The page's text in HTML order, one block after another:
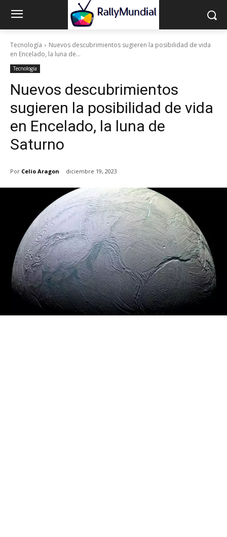
Tecnología
Nuevos descubrimientos sugieren la posibilidad de vida
en Encelado, la luna de...
Tecnología
Nuevos descubrimientos
sugieren la posibilidad de vida
en Encelado, la luna de
Saturno
Por Celio Aragon diciembre 19, 2023